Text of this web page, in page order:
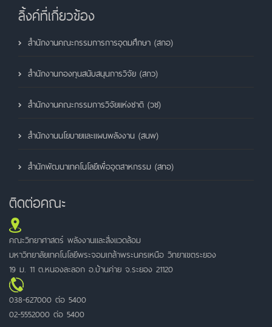
ลิ้งค์ที่เกี่ยวข้อง
สำนักงานคณะกรรมการการอุดมศึกษา (สกอ)
สำนักงานกองทุนสนับสนุนการวิจัย (สกว)
สำนักงานคณะกรรมการวิจัยแห่งชาติ (วช)
สำนักงานนโยบายและแผนพลังงาน (สนพ)
สำนักพัฒนาเทคโนโลยีเพื่ออุตสาหกรรม (สทอ)
ติดต่อคณะ
คณะวิทยาศาสตร์ พลังงานและสิ่งแวดล้อม
มหาวิทยาลัยเทคโนโลยีพระจอมเกล้าพระนครเหนือ วิทยาเขตระยอง
19 ม. 11 ต.หนองละลอก อ.บ้านค่าย จ.ระยอง 21120
038-627000 ต่อ 5400
02-5552000 ต่อ 5400